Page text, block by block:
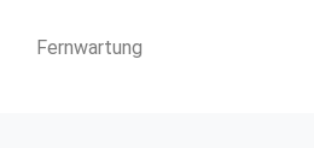
Fernwartung